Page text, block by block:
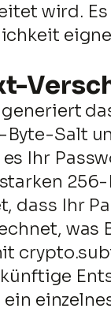
wird.
Salt
Ihr
dass Ihr